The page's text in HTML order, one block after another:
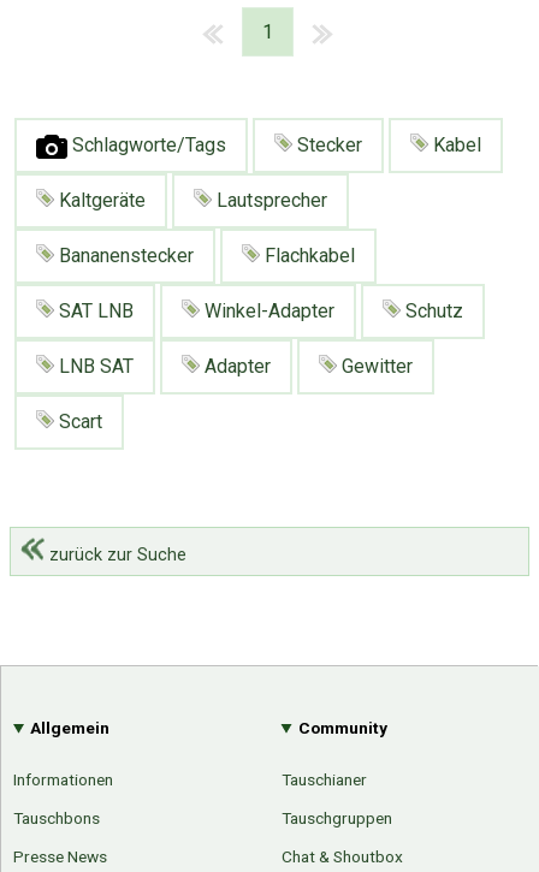
1
Schlagworte/Tags Stecker Kabel
Kaltgeräte Lautsprecher
Bananenstecker Flachkabel
SAT LNB Winkel-Adapter Schutz
LNB SAT Adapter Gewitter
Scart
zurück zur Suche
Allgemein
Informationen
Tauschbons
Presse News
Community
Tauschianer
Tauschgruppen
Chat & Shoutbox